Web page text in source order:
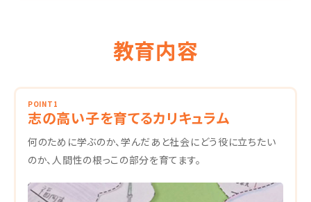
教育内容
POINT1
志の高い子を育てるカリキュラム
何のために学ぶのか、学んだあと社会にどう役に立ちたい
のか、人間性の根っこの部分を育てます。